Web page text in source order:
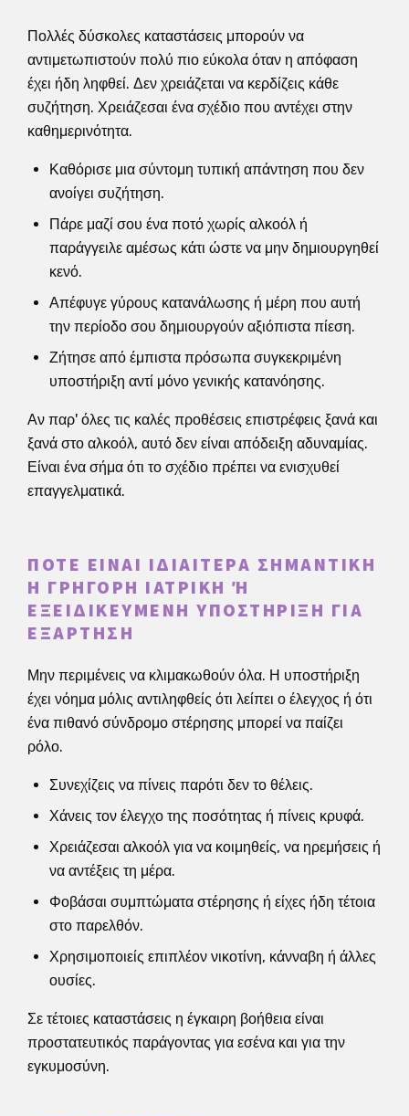
Πολλές δύσκολες καταστάσεις μπορούν να
αντιμετωπιστούν πολύ πιο εύκολα όταν η απόφαση
έχει ήδη ληφθεί. Δεν χρειάζεται να κερδίζεις κάθε
συζήτηση. Χρειάζεσαι ένα σχέδιο που αντέχει στην
καθημερινότητα.
Καθόρισε μια σύντομη τυπική απάντηση που δεν
ανοίγει συζήτηση.
Πάρε μαζί σου ένα ποτό χωρίς αλκοόλ ή
παράγγειλε αμέσως κάτι ώστε να μην δημιουργηθεί
κενό.
Απέφυγε γύρους κατανάλωσης ή μέρη που αυτή
την περίοδο σου δημιουργούν αξιόπιστα πίεση.
Ζήτησε από έμπιστα πρόσωπα συγκεκριμένη
υποστήριξη αντί μόνο γενικής κατανόησης.
Αν παρ' όλες τις καλές προθέσεις επιστρέφεις ξανά και
ξανά στο αλκοόλ, αυτό δεν είναι απόδειξη αδυναμίας.
Είναι ένα σήμα ότι το σχέδιο πρέπει να ενισχυθεί
επαγγελματικά.
ΠΌΤΕ ΕΊΝΑΙ ΙΔΙΑΊΤΕΡΑ ΣΗΜΑΝΤΙΚΉ
Η ΓΡΉΓΟΡΗ ΙΑΤΡΙΚΉ Ή Ε
ΞΕΙΔΙΚΕΥΜΈΝΗ ΥΠΟΣΤΉΡΙΞΗ ΓΙΑ Ε
ΞΆΡΤΗΣΗ
Μην περιμένεις να κλιμακωθούν όλα. Η υποστήριξη
έχει νόημα μόλις αντιληφθείς ότι λείπει ο έλεγχος ή ότι
ένα πιθανό σύνδρομο στέρησης μπορεί να παίζει
ρόλο.
Συνεχίζεις να πίνεις παρότι δεν το θέλεις.
Χάνεις τον έλεγχο της ποσότητας ή πίνεις κρυφά.
Χρειάζεσαι αλκοόλ για να κοιμηθείς, να ηρεμήσεις ή
να αντέξεις τη μέρα.
Φοβάσαι συμπτώματα στέρησης ή είχες ήδη τέτοια
στο παρελθόν.
Χρησιμοποιείς επιπλέον νικοτίνη, κάνναβη ή άλλες
ουσίες.
Σε τέτοιες καταστάσεις η έγκαιρη βοήθεια είναι
προστατευτικός παράγοντας για εσένα και για την
εγκυμοσύνη.